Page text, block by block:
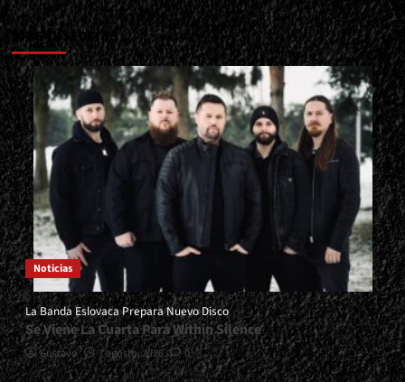
Más historias
Noticias
La Banda Eslovaca Prepara Nuevo Disco
Se Viene La Cuarta Para Within Silence
Gustavo 7 agosto, 2026 0